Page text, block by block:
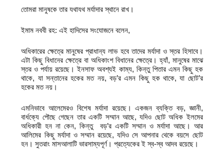
তোমরা মানুষকে তার যথাযথ মর্যাদার স্থানে রাখ।
ইমাম নববী রহ: এই হাদিসের সংযোজনে বলেন,
অধিকারের ক্ষেত্রে মানুষের প্রাধান্য লাভ হবে তাদের মর্যাদা ও স্তর হিসাবে।
এটা কিছু বিধানের ক্ষেত্রে বা অধিকাংশ বিধানের ক্ষেত্রে। হ্যাঁ, মানুষের মাঝে
স্তর ও পর্যায় রয়েছে। ইনসাফ অবশ্যই কাম্য, কিন্তু পিতার এমন কিছু হক
থাকে, যা সন্তানের হকের মত নয়, বড়’র এমন কিছু হক থাকে, যা ছোট’র
হকের মত নয়।
এমনিভাবে আলেমেরও বিশেষ মর্যাদা রয়েছে। একজন ব্যক্তি বড়, জ্ঞানী,
বার্ধক্যে পৌছে গেছেন তার একটি সম্মান আছে, যদিও ছোট অধিক ইলমের
অধিকারী হন না কেন, কিন্তু বড়’র একটি সম্মান ও মর্যাদা আছে। আর
আলিমের কিছু মর্যাদা ও সম্মান রয়েছে, যদিও সে আপনার থেকে বয়সে ছোট
হন। সুতরাং মাসআলাটি ভারসাম্যপূর্ণ। প্রত্যেকের ই স্ব-স্ব আদব রয়েছে।